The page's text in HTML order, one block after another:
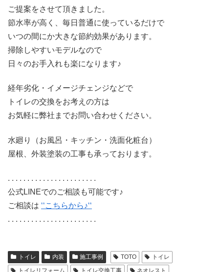
ご提案をさせて頂きました。
節水率が高く、毎日普通に使っているだけで
いつの間にか大きな節約効果があります。
掃除しやすいモデルなので
日々のお手入れも楽になります♪
経年劣化・イメージチェンジなどで
トイレの交換をお考えの方は
お気軽に弊社までお問い合わせください。
水廻り（お風呂・キッチン・洗面化粧台）
屋根、外装塗装の工事も承っております。
. . . . . . . . . . . . . . . . . . . . . . .
公式LINEでのご相談も可能です♪
ご相談は ‘‘こちらから♪‘‘
. . . . . . . . . . . . . . . . . . . . . . .
トイレ 内装 施工事例 TOTO
トイレ
トイレリフォーム
トイレ交換工事 ネオレスト